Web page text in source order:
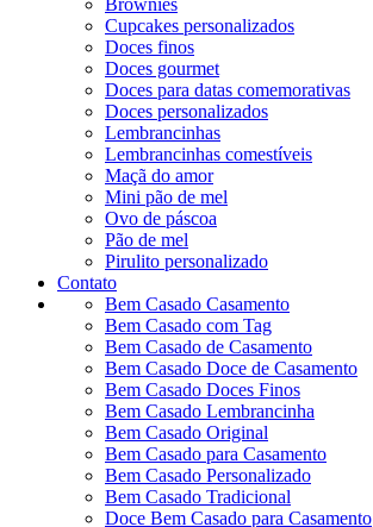
Brownies
Cupcakes personalizados
Doces finos
Doces gourmet
Doces para datas comemorativas
Doces personalizados
Lembrancinhas
Lembrancinhas comestíveis
Maçã do amor
Mini pão de mel
Ovo de páscoa
Pão de mel
Pirulito personalizado
Contato
Bem Casado Casamento
Bem Casado com Tag
Bem Casado de Casamento
Bem Casado Doce de Casamento
Bem Casado Doces Finos
Bem Casado Lembrancinha
Bem Casado Original
Bem Casado para Casamento
Bem Casado Personalizado
Bem Casado Tradicional
Doce Bem Casado para Casamento